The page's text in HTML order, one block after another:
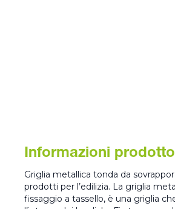
Informazioni prodotto
Griglia metallica tonda da
prodotti per l’edilizia. La griglia
fissaggio a tassello, è una griglia